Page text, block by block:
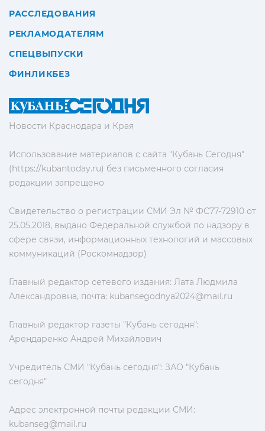
Новости Краснодара и Края
Использование материалов с сайта "Кубань Сегодня"
(https://kubantoday.ru) без письменного согласия
редакции запрещено
Свидетельство о регистрации СМИ Эл № ФС77-72910 от
25.05.2018, выдано Федеральной службой по надзору в
сфере связи, информационных технологий и массовых
коммуникаций (Роскомнадзор)
Главный редактор сетевого издания: Лата Людмила
Александровна, почта: kubansegodnya2024@mail.ru
Главный редактор газеты "Кубань сегодня":
Арендаренко Андрей Михайлович
Учредитель СМИ "Кубань сегодня": ЗАО "Кубань
сегодня"
Адрес электронной почты редакции СМИ:
kubanseg@mail.ru
РАССЛЕДОВАНИЯ
РЕКЛАМОДАТЕЛЯМ
СПЕЦВЫПУСКИ
ФИНЛИКБЕЗ